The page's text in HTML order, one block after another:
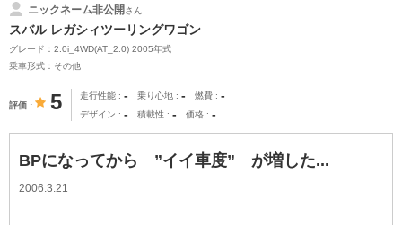
ニックネーム非公開さん
スバル レガシィツーリングワゴン
グレード：2.0i_4WD(AT_2.0) 2005年式
乗車形式：その他
評価 5 走行性能 - 乗り心地 - 燃費 -
デザイン - 積載性 - 価格 -
BPになってから ”イイ車度” が増した...
2006.3.21